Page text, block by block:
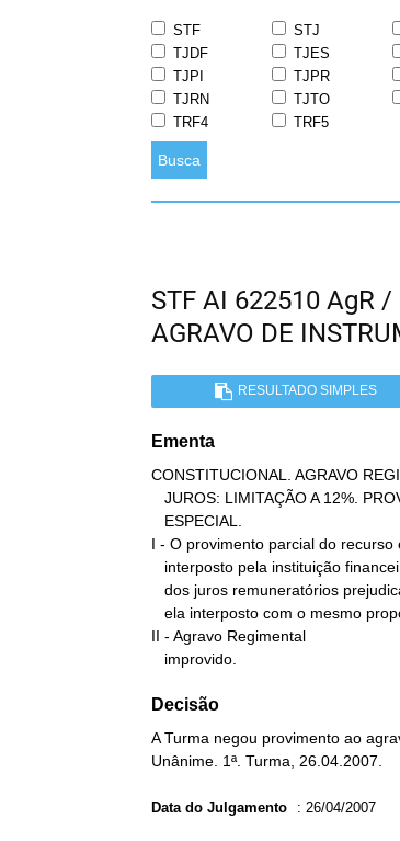
STF STJ
TJDF
TJES
TJPI
TJPR
TJRN
TJTO
TRF4
TRF5
Busca
STF AI 622510 AgR /
AGRAVO DE
RESULTADO SIMPLES
Ementa
CONSTITUCIONAL. AGRAVO
I - O provimento parcial do recurso
II - Agravo Regimental
   improvido.
Decisão
A Turma negou provimento ao
Unânime. 1ª. Turma, 26.04.2007.
Data do Julgamento : 26/04/2007